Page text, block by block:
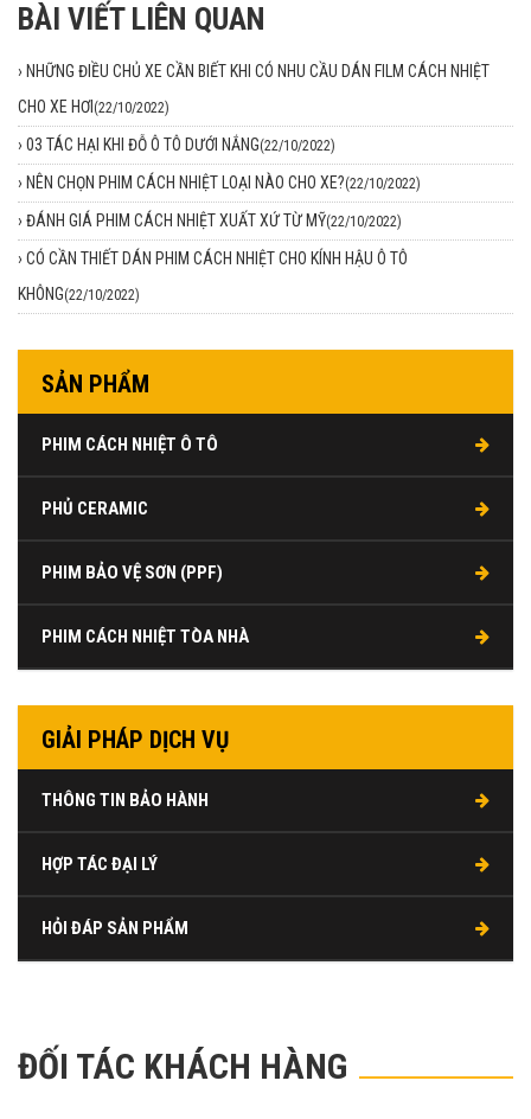
BÀI VIẾT LIÊN QUAN
› NHỮNG ĐIỀU CHỦ XE CẦN BIẾT KHI CÓ NHU CẦU DÁN FILM CÁCH NHIỆT
CHO XE HƠI (22/10/2022)
› 03 TÁC HẠI KHI ĐỖ Ô TÔ DƯỚI NẮNG(22/10/2022)
› NÊN CHỌN PHIM CÁCH NHIỆT LOẠI NÀO CHO XE?(22/10/2022)
› ĐÁNH GIÁ PHIM CÁCH NHIỆT XUẤT XỨ TỪ MỸ(22/10/2022)
› CÓ CẦN THIẾT DÁN PHIM CÁCH NHIỆT CHO KÍNH HẬU Ô TÔ
KHÔNG(22/10/2022)
SẢN PHẨM
PHIM CÁCH NHIỆT Ô TÔ
PHỦ CERAMIC
PHIM BẢO VỆ SƠN (PPF)
PHIM CÁCH NHIỆT TÒA NHÀ
GIẢI PHÁP DỊCH VỤ
THÔNG TIN BẢO HÀNH
HỢP TÁC ĐẠI LÝ
HỎI ĐÁP SẢN PHẨM
ĐỐI TÁC KHÁCH HÀNG